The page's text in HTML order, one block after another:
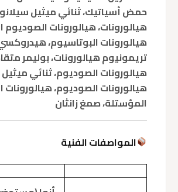
حمض أسياتيك، ثنائي ميثيل
هيالورونات، هيالورونات الصوديوم
هيالورونات البوتاسيوم،
تريمونيوم هيالورونات، بوليمر
هيالورونات الصوديوم، ثنائي
هيالورونات الصوديوم،
المؤستلة، صمغ زانثان
المواصفات الفنية